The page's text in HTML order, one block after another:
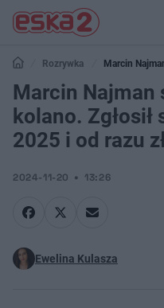
Rozrywka
Marcin
Eurowizję 2025 i od razu złamał
Marcin Najman
kolano.
2025 i od razu
2024-11-20 13:26
Ewelina Kulasza